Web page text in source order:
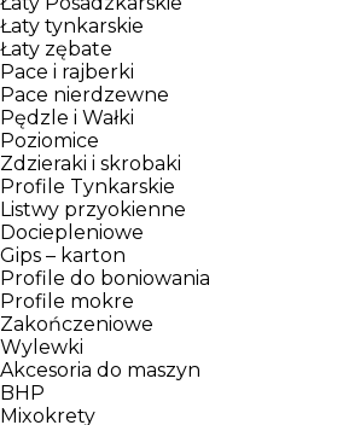
Łaty tynkarskie
Łaty zębate
Pace i rajberki
Pace nierdzewne
Pędzle i Wałki
Poziomice
Zdzieraki i skrobaki
Profile Tynkarskie
Listwy przyokienne
Dociepleniowe
Gips – karton
Profile do boniowania
Profile mokre
Zakończeniowe
Wylewki
Akcesoria do maszyn
BHP
Mixokrety